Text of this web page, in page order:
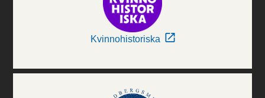
Kvinnohistoriska